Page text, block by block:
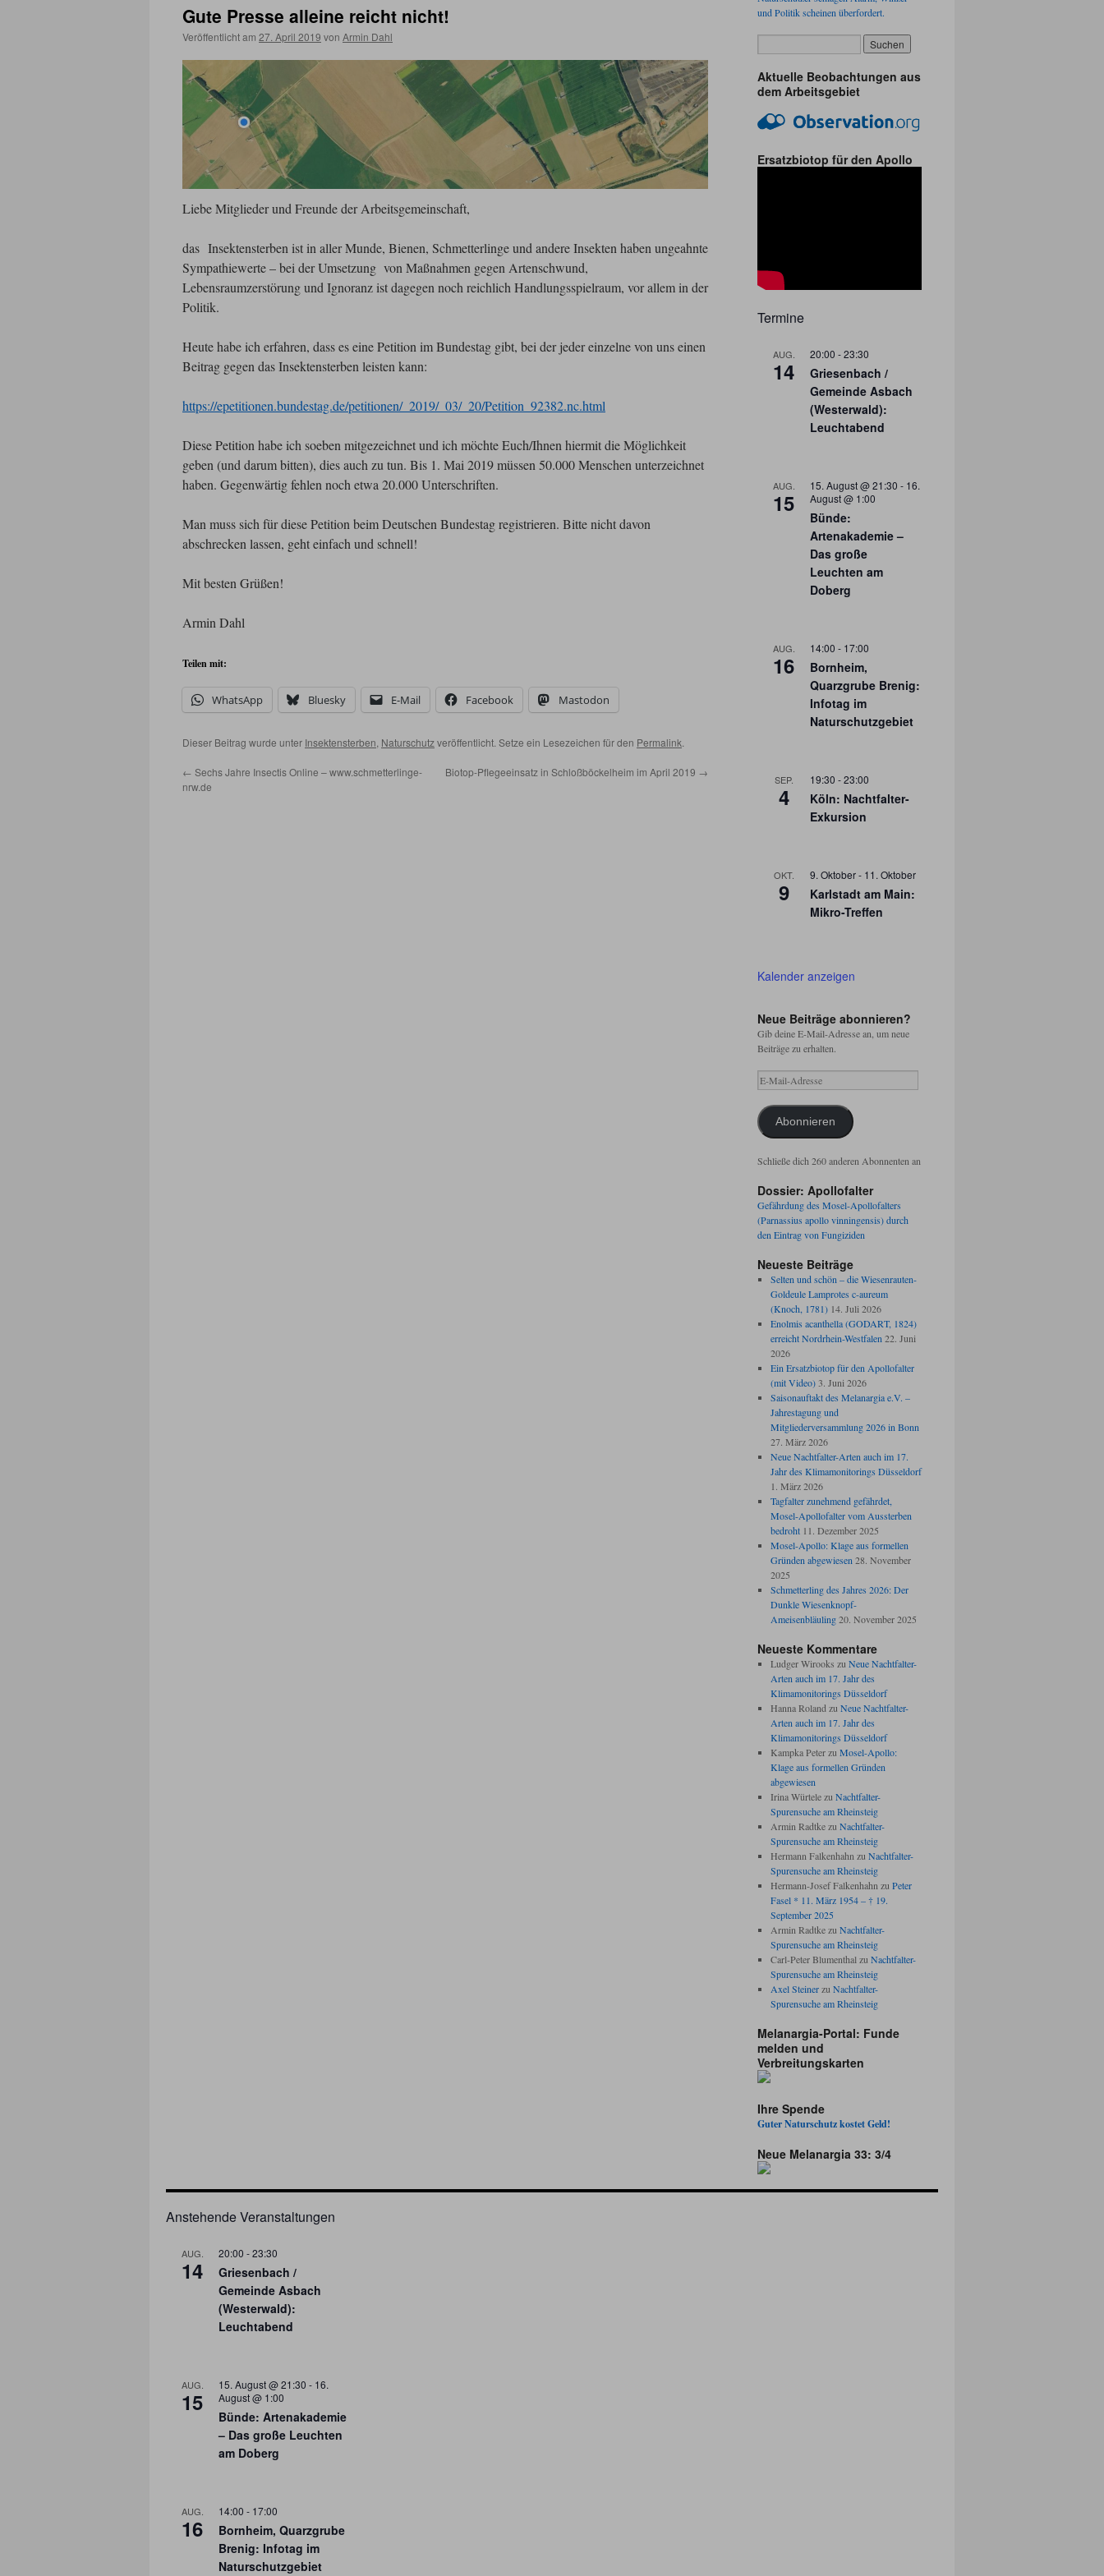
Gute Presse alleine reicht nicht!
Veröffentlicht am 27. April 2019 von Armin Dahl
Liebe Mitglieder und Freunde der Arbeitsgemeinschaft,
das Insektensterben ist in aller Munde, Bienen, Schmetterlinge und andere Insekten haben ungeahnte
Sympathiewerte – bei der Umsetzung von Maßnahmen gegen Artenschwund,
Lebensraumzerstörung und Ignoranz ist dagegen noch reichlich Handlungsspielraum, vor allem in der
Politik.
Heute habe ich erfahren, dass es eine Petition im Bundestag gibt, bei der jeder einzelne von uns einen
Beitrag gegen das Insektensterben leisten kann:
https://epetitionen.bundestag.de/petitionen/_2019/_03/_20/Petition_92382.nc.html
Diese Petition habe ich soeben mitgezeichnet und ich möchte Euch/Ihnen hiermit die Möglichkeit
geben (und darum bitten), dies auch zu tun. Bis 1. Mai 2019 müssen 50.000 Menschen unterzeichnet
haben. Gegenwärtig fehlen noch etwa 20.000 Unterschriften.
Man muss sich für diese Petition beim Deutschen Bundestag registrieren. Bitte nicht davon
abschrecken lassen, geht einfach und schnell!
Mit besten Grüßen!
Armin Dahl
Teilen mit:
WhatsApp Bluesky E-Mail Facebook Mastodon
Dieser Beitrag wurde unter Insektensterben Naturschutzveröffentlicht. Setze ein Lesezeichen für den Permalink
← Sechs Jahre Insectis Online – www.schmetterlinge-
nrw.de
Biotop-Pflegeeinsatz in Schloßböckelheim im April 2019 →
und Politik scheinen überfordert.
Aktuelle Beobachtungen aus
dem Arbeitsgebiet
Ersatzbiotop für den Apollo
Termine
AUG.
14
20:00 -23:30
Griesenbach /
Gemeinde Asbach
(Westerwald):
Leuchtabend
AUG.
15
15. August @ 21:30 - 16.
August @ 1:00
Bünde:
Artenakademie –
Das große
Leuchten am
Doberg
AUG.
16
14:00 - 17:00
Bornheim,
Quarzgrube Brenig:
Infotag im
Naturschutzgebiet
SEP.
4
19:30 -23:00
Köln: Nachtfalter-
Exkursion
OKT.
9
9. Oktober- 11. Oktober
Karlstadt am Main:
Mikro-Treffen
Kalender anzeigen
Neue Beiträge abonnieren?
Gib deine E-Mail-Adresse an, um neue
Beiträge zu erhalten.
E-
Mail-
Adresse
Abonnieren
Schließe dich 260 anderen Abonnenten an
Dossier: Apollofalter
Gefährdung des Mosel-Apollofalters
(Parnassius apollo vinningensis) durch
den Eintrag von Fungiziden
Neueste Beiträge
Selten und schön – die Wiesenrauten-
Goldeule Lamprotes c-aureum
(Knoch, 1781) 14. Juli 2026
Enolmis acanthella (GODART, 1824)
erreicht Nordrhein-Westfalen 22. Juni
2026
Ein Ersatzbiotop für den Apollofalter
(mit Video) 3. Juni 2026
Saisonauftakt des Melanargia e.V. –
Jahrestagung und
Mitgliederversammlung 2026 in Bonn
27. März 2026
Neue Nachtfalter-Arten auch im 17.
Jahr des Klimamonitorings Düsseldorf
1. März 2026
Tagfalter zunehmend gefährdet,
Mosel-Apollofalter vom Aussterben
bedroht 11. Dezember 2025
Mosel-Apollo: Klage aus formellen
Gründen abgewiesen 28. November
2025
Schmetterling des Jahres 2026: Der
Dunkle Wiesenknopf-
Ameisenbläuling 20. November 2025
Neueste Kommentare
Ludger Wirooks zu Neue Nachtfalter-
Arten auch im 17. Jahr des
Klimamonitorings Düsseldorf
Hanna Roland zu Neue Nachtfalter-
Arten auch im 17. Jahr des
Klimamonitorings Düsseldorf
Kampka Peterzu Mosel-Apollo:
Klage aus formellen Gründen
abgewiesen
Irina Würtelezu Nachtfalter-
Spurensuche am Rheinsteig
Armin Radtkezu Nachtfalter-
Spurensuche am Rheinsteig
Hermann Falkenhahn zu Nachtfalter-
Spurensuche am Rheinsteig
Hermann-Josef Falkenhahn zu Peter
Fasel * 11. März 1954 – † 19.
September 2025
Armin Radtkezu Nachtfalter-
Spurensuche am Rheinsteig
Carl-Peter Blumenthal zu Nachtfalter-
Spurensuche am Rheinsteig
Axel Steinerzu Nachtfalter-
Spurensuche am Rheinsteig
Melanargia-Portal: Funde
melden und
Verbreitungskarten
Ihre Spende
Guter Naturschutz kostet Geld!
Neue Melanargia 33: 3/4
Anstehende Veranstaltungen
AUG.
14
20:00 -23:30
Griesenbach /
Gemeinde Asbach
(Westerwald):
Leuchtabend
AUG.
15
15. August @ 21:30 - 16.
August @ 1:00
Bünde: Artenakademie
– Das große Leuchten
am Doberg
AUG.
16
14:00 - 17:00
Bornheim, Quarzgrube
Brenig: Infotag im
Naturschutzgebiet